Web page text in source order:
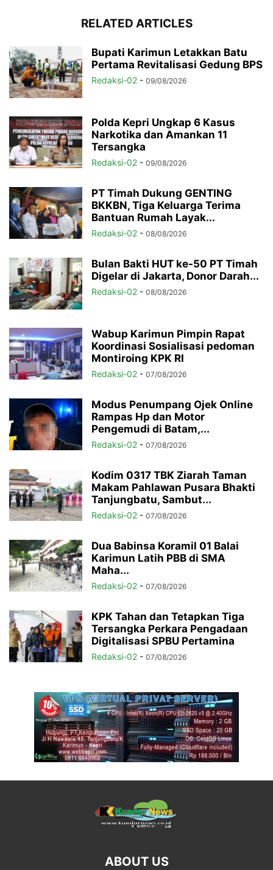
RELATED ARTICLES
Bupati Karimun Letakkan Batu
Pertama Revitalisasi Gedung BPS
Redaksi-02 - 09/08/2026
Polda Kepri Ungkap 6 Kasus
Narkotika dan Amankan 11
Tersangka
Redaksi-02 - 09/08/2026
PT Timah Dukung GENTING
BKKBN, Tiga Keluarga Terima
Bantuan Rumah Layak...
Redaksi-02 - 08/08/2026
Bulan Bakti HUT ke-50 PT Timah
Digelar di Jakarta, Donor Darah...
Redaksi-02 - 08/08/2026
Wabup Karimun Pimpin Rapat
Koordinasi Sosialisasi pedoman
Montiroing KPK RI
Redaksi-02 - 07/08/2026
Modus Penumpang Ojek Online
Rampas Hp dan Motor
Pengemudi di Batam,...
Redaksi-02 - 07/08/2026
Kodim 0317 TBK Ziarah Taman
Makam Pahlawan Pusara Bhakti
Tanjungbatu, Sambut...
Redaksi-02 - 07/08/2026
Dua Babinsa Koramil 01 Balai
Karimun Latih PBB di SMA
Maha...
Redaksi-02 - 07/08/2026
KPK Tahan dan Tetapkan Tiga
Tersangka Perkara Pengadaan
Digitalisasi SPBU Pertamina
Redaksi-02 - 07/08/2026
ABOUT US